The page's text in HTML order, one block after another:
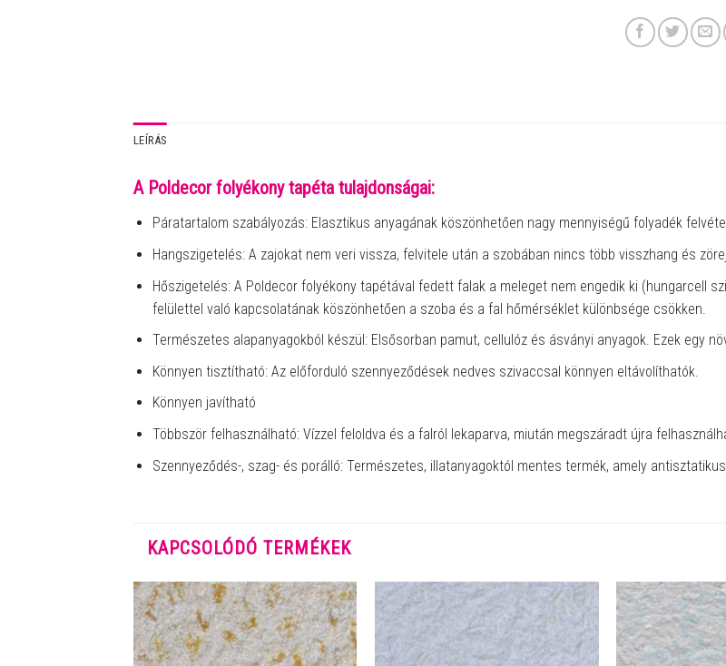
LEÍRÁS
A Poldecor folyékony tapéta tulajdonságai:
Páratartalom szabályozás: Elasztikus anyagának köszönhetően nagy mennyiségű folyadék
Hangszigetelés: A zajokat nem veri vissza, felvitele után a szobában nincs több visszhang és
Hőszigetelés: A Poldecor folyékony tapétával fedett falak a meleget nem engedik ki (hungarcell
felülettel való kapcsolatának köszönhetően a szoba és a fal hőmérséklet különbsége csökken.
Természetes alapanyagokból készül: Elsősorban pamut, cellulóz és ásványi anyagok. Ezek egy
Könnyen tisztítható: Az előforduló szennyeződések nedves szivaccsal könnyen eltávolíthatók.
Könnyen javítható
Többször felhasználható: Vízzel feloldva és a falról lekaparva, miután megszáradt újra
Szennyeződés-, szag- és porálló: Természetes, illatanyagoktól mentes termék, amely
KAPCSOLÓDÓ TERMÉKEK